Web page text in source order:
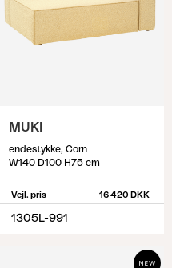
MUKI
endestykke, Corn
W140 D100 H75 cm
Vejl. pris 16 420 DKK
1305L-991